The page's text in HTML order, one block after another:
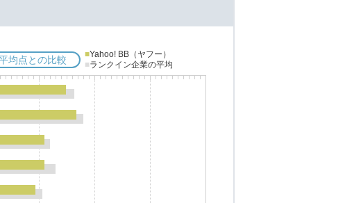
均点との比較 ■Yahoo! BB（ヤフー）
■ランクイン企業の平均